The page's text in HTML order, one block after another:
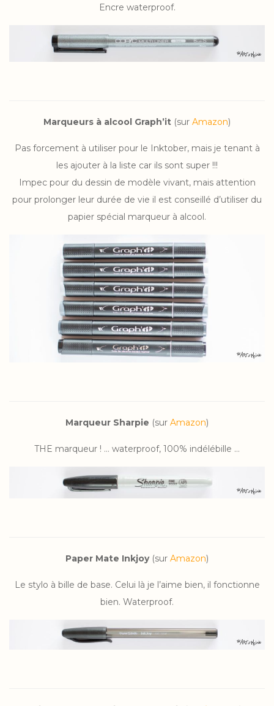
Encre waterproof.
Marqueurs à alcool Graph’it (sur Amazon)
Pas forcement à utiliser pour le Inktober, mais je tenant à
les ajouter à la liste car ils sont super !!!
Impec pour du dessin de modèle vivant, mais attention
pour prolonger leur durée de vie il est conseillé d’utiliser du
papier spécial marqueur à alcool.
Marqueur Sharpie (sur Amazon)
THE marqueur ! … waterproof, 100% indélébille …
Paper Mate Inkjoy(sur Amazon)
Le stylo à bille de base. Celui là je l’aime bien, il fonctionne
bien. Waterproof.